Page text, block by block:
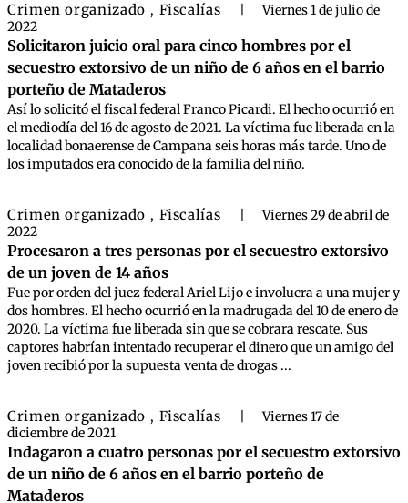
Crimen organizado , Fiscalías
Viernes 1 de julio de
2022
Solicitaron juicio oral para cinco hombres por el
secuestro extorsivo de un niño de 6 años en el barrio
porteño de Mataderos
Así lo solicitó el fiscal federal Franco Picardi. El hecho ocurrió en
el mediodía del 16 de agosto de 2021. La víctima fue liberada en la
localidad bonaerense de Campana seis horas más tarde. Uno de
los imputados era conocido de la familia del niño.
Crimen organizado , Fiscalías
Viernes 29 de abril de
2022
Procesaron a tres personas por el secuestro extorsivo
de un joven de 14 años
Fue por orden del juez federal Ariel Lijo e involucra a una mujer y
dos hombres. El hecho ocurrió en la madrugada del 10 de enero de
2020. La víctima fue liberada sin que se cobrara rescate. Sus
captores habrían intentado recuperar el dinero que un amigo del
joven recibió por la supuesta venta de drogas ...
Crimen organizado , Fiscalías
Viernes 17 de
diciembre de 2021
Indagaron a cuatro personas por el secuestro extorsivo
de un niño de 6 años en el barrio porteño de
Mataderos